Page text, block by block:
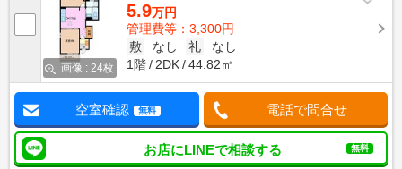
画像 : 24枚
5.9万円
管理費等：3,300円
敷
なし 礼
なし
1階
2DK 44.82㎡
空室確認 無料 電話で問合せ
お店にLINEで相談する 無料